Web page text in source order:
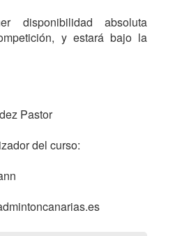
y estará bajo la
del curso: